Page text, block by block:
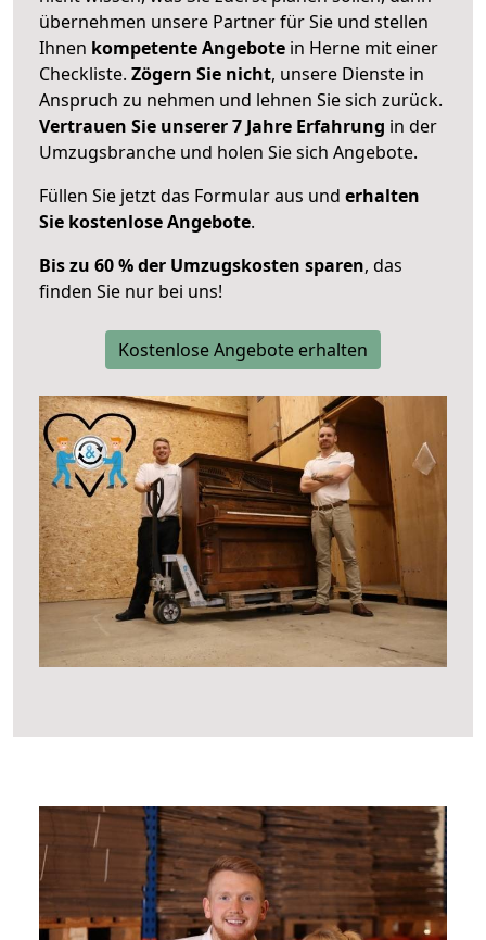
übernehmen unsere Partner für Sie und stellen
Ihnen kompetente Angebote in Herne mit einer
Checkliste. Zögern Sie nicht, unsere Dienste in
Anspruch zu nehmen und lehnen Sie sich zurück.
Vertrauen Sie unserer 7 Jahre Erfahrung in der
Umzugsbranche und holen Sie sich Angebote.
Füllen Sie jetzt das Formular aus und erhalten
Sie kostenlose Angebote.
Bis zu 60 % der Umzugskosten sparen, das
finden Sie nur bei uns!
Kostenlose Angebote erhalten